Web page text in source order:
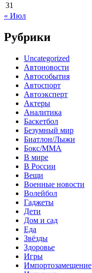
31
« Июл
Рубрики
Uncategorized
Автоновости
Автособытия
Автоспорт
Автоэксперт
Актеры
Аналитика
Баскетбол
Безумный мир
Биатлон/Лыжи
Бокс/MMA
В мире
В России
Вещи
Военные новости
Волейбол
Гаджеты
Дети
Дом и сад
Еда
Звёзды
Здоровье
Игры
Импортозамещение